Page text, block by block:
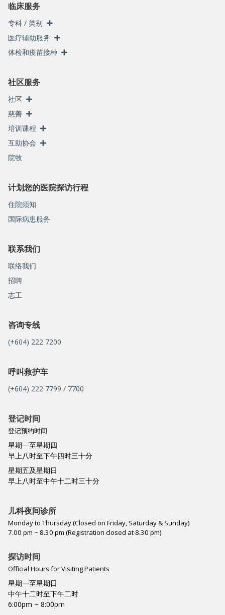
临床服务
专科 / 类别
医疗辅助服务
体检和疫苗接种
社区服务
社区
慈善
培训课程
互助协会
院牧
计划您的医院探访行程
住院须知
国际病患服务
联系我们
联络我们
招聘
志工
咨询专线
(+604) 222 7200
呼叫救护车
(+604) 222 7799 / 7700
登记时间
登记预约时间
星期一至星期四
早上八时至下午四时三十分
星期五及星期日
早上八时至中午十二时三十分
儿科夜间诊所
Monday to Thursday (Closed on Friday, Saturday & Sunday)
7.00 pm ~ 8.30 pm (Registration closed at 8.30 pm)
探访时间
Official Hours for Visiting Patients
星期一至星期日
中午十二时至下午二时
6:00pm ~ 8:00pm